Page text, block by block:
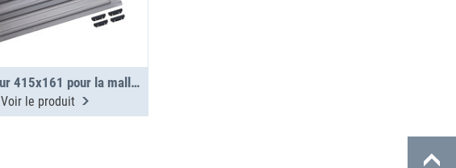
Séparateur 415x161 pour la mallette métallique KM 350
Voir le produit